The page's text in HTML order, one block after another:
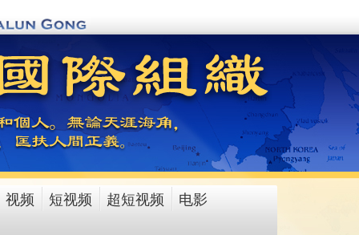
视频 短视频 超短视频 电影